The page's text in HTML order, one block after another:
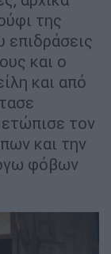
της
επιδράσεις
και ο
και από
τον
και την
φόβων